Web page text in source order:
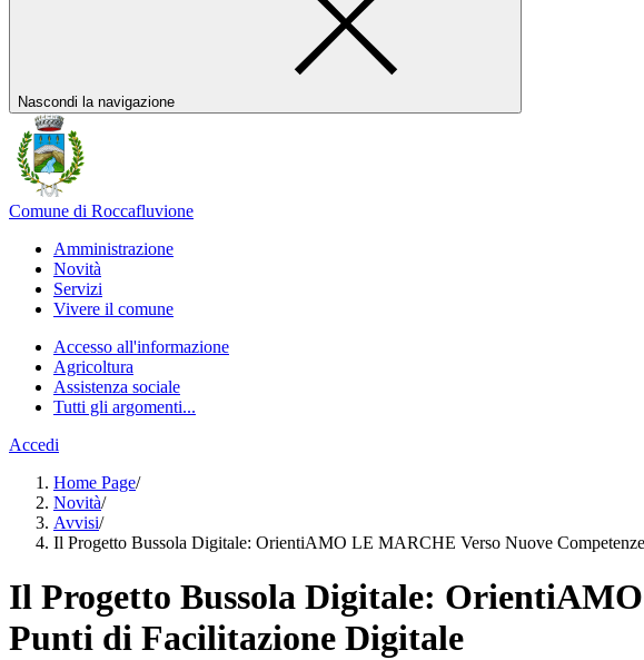
Nascondi la navigazione
Comune di Roccafluvione
Amministrazione
Novità
Servizi
Vivere il comune
Accesso all'informazione
Agricoltura
Assistenza sociale
Tutti gli argomenti...
Accedi
Home Page/
Novità/
Avvisi/
Il Progetto Bussola Digitale: OrientiAMO LE MARCHE Verso Nuove
Il Progetto Bussola Digitale:
Punti di Facilitazione Digitale